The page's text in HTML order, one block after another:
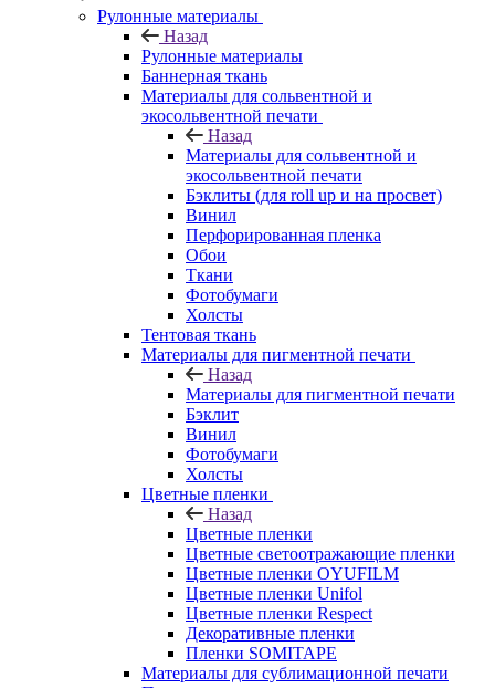
Рулонные материалы
Назад
Рулонные материалы
Баннерная ткань
Материалы для сольвентной и
экосольвентной печати
Назад
Материалы для сольвентной и
экосольвентной печати
Бэклиты (для roll up и на просвет)
Винил
Перфорированная пленка
Обои
Ткани
Фотобумаги
Холсты
Тентовая ткань
Материалы для пигментной печати
Назад
Материалы для пигментной печати
Бэклит
Винил
Фотобумаги
Холсты
Цветные пленки
Назад
Цветные пленки
Цветные светоотражающие пленки
Цветные пленки OYUFILM
Цветные пленки Unifol
Цветные пленки Respect
Декоративные пленки
Пленки SOMITAPE
Материалы для сублимационной печати